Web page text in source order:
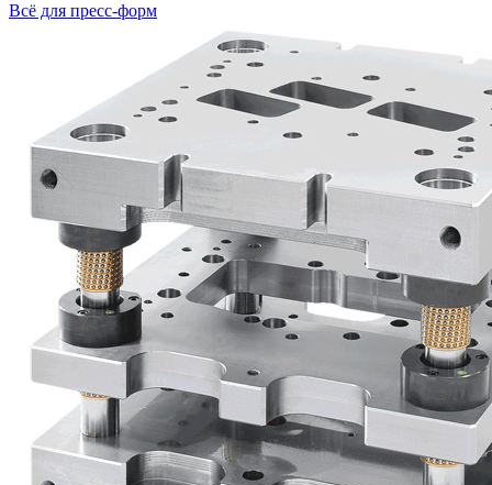
Всё для пресс-форм